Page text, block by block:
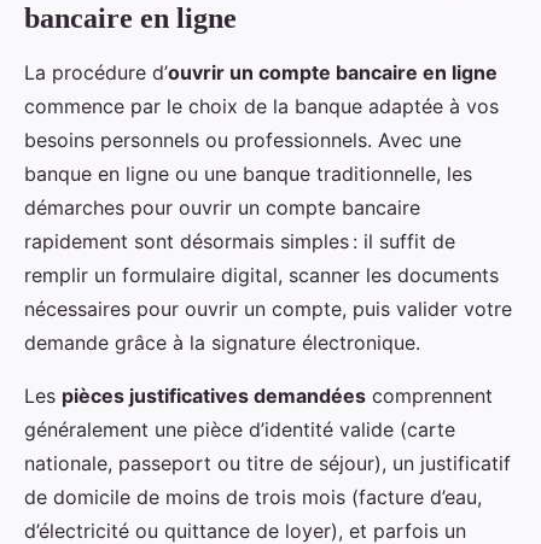
bancaire en ligne
La procédure d’ouvrir un compte bancaire en ligne
commence par le choix de la banque adaptée à vos
besoins personnels ou professionnels. Avec une
banque en ligne ou une banque traditionnelle, les
démarches pour ouvrir un compte bancaire
rapidement sont désormais simples : il suffit de
remplir un formulaire digital, scanner les documents
nécessaires pour ouvrir un compte, puis valider votre
demande grâce à la signature électronique.
Les pièces justificatives demandées comprennent
généralement une pièce d’identité valide (carte
nationale, passeport ou titre de séjour), un justificatif
de domicile de moins de trois mois (facture d’eau,
d’électricité ou quittance de loyer), et parfois un